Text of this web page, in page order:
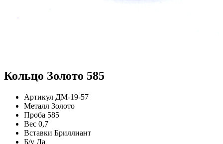
Кольцо Золото 585
Артикул ДМ-19-57
Металл Золото
Проба 585
Вес 0,7
Вставки Бриллиант
Б/у Да